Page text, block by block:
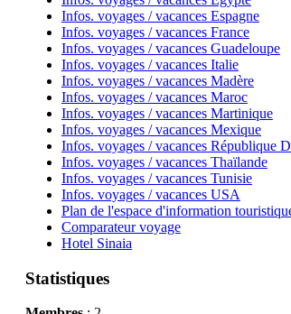
Infos. voyages / vacances Espagne
Infos. voyages / vacances France
Infos. voyages / vacances Guadeloupe
Infos. voyages / vacances Italie
Infos. voyages / vacances Madère
Infos. voyages / vacances Maroc
Infos. voyages / vacances Martinique
Infos. voyages / vacances Mexique
Infos. voyages / vacances République
Infos. voyages / vacances Thaïlande
Infos. voyages / vacances Tunisie
Infos. voyages / vacances USA
Plan de l'espace d'information
Comparateur voyage
Hotel Sinaia
Statistiques